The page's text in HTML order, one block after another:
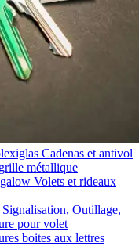
Cadenas et antivol
métallique
Volets et rideaux
Signalisation, Outillage,
pour volet
boites aux lettres